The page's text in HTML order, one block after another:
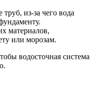
из-за чего вода
материалов,
или морозам.
водосточная система